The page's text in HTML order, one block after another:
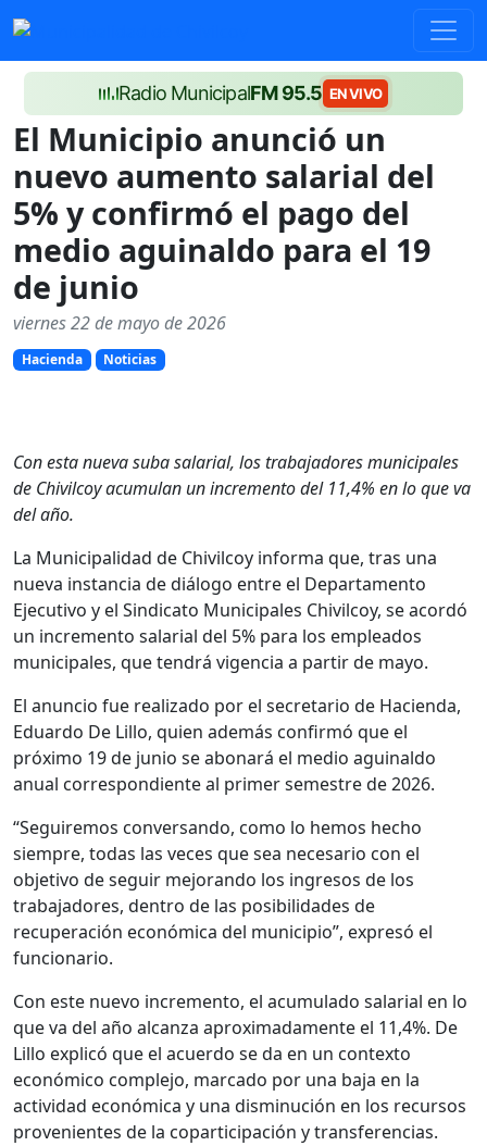
Radio MunicipalFM 95.5 EN VIVO
El Municipio anunció un
nuevo aumento salarial del
5% y confirmó el pago del
medio aguinaldo para el 19
de junio
viernes 22 de mayo de 2026
Hacienda Noticias
Con esta nueva suba salarial, los trabajadores municipales
de Chivilcoy acumulan un incremento del 11,4% en lo que va
del año.
La Municipalidad de Chivilcoy informa que, tras una
nueva instancia de diálogo entre el Departamento
Ejecutivo y el Sindicato Municipales Chivilcoy, se acordó
un incremento salarial del 5% para los empleados
municipales, que tendrá vigencia a partir de mayo.
El anuncio fue realizado por el secretario de Hacienda,
Eduardo De Lillo, quien además confirmó que el
próximo 19 de junio se abonará el medio aguinaldo
anual correspondiente al primer semestre de 2026.
“Seguiremos conversando, como lo hemos hecho
siempre, todas las veces que sea necesario con el
objetivo de seguir mejorando los ingresos de los
trabajadores, dentro de las posibilidades de
recuperación económica del municipio”, expresó el
funcionario.
Con este nuevo incremento, el acumulado salarial en lo
que va del año alcanza aproximadamente el 11,4%. De
Lillo explicó que el acuerdo se da en un contexto
económico complejo, marcado por una baja en la
actividad económica y una disminución en los recursos
provenientes de la coparticipación y transferencias.